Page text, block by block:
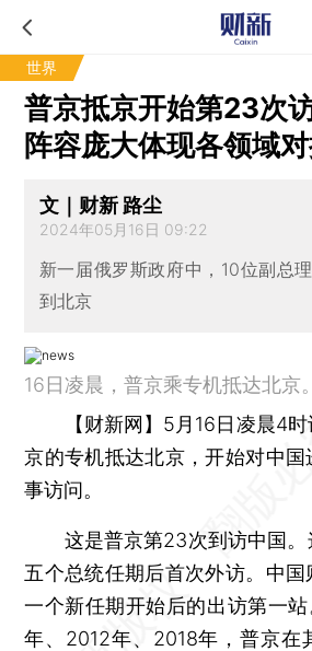
世界
普京抵京开始第23次
阵容庞大体现各领域
文｜财新 路尘
2024年05月16日 09:22
新一届俄罗斯政府中，10位副总
到北京
16日凌晨，普京乘专机抵达北京
【财新网】 5月16日凌晨4
京的专机抵达北京，开始对中国
事访问。
这是普京第23次到访中国。
五个总统任期后首次外访。中
一个新任期开始后的出访第一
年、2012年、2018年，普京在